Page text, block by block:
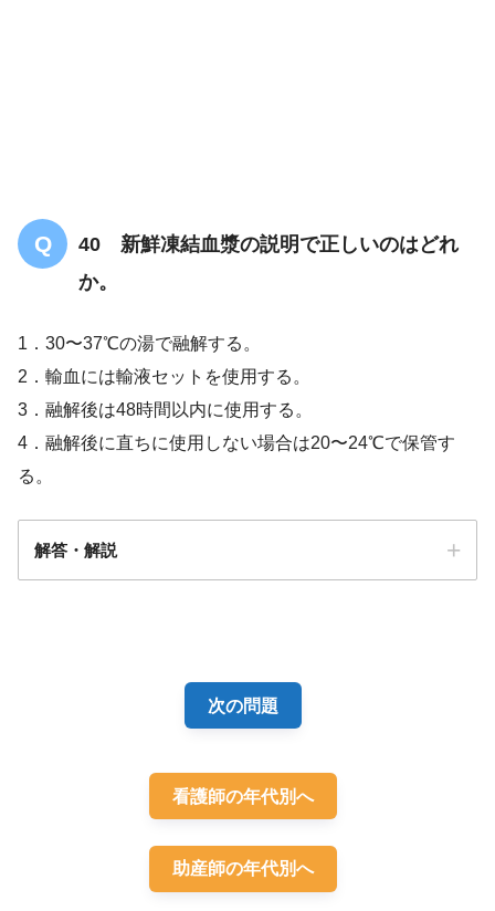
40 新鮮凍結血漿の説明で正しいのはどれ
か。
1．30〜37℃の湯で融解する。
2．輸血には輸液セットを使用する。
3．融解後は48時間以内に使用する。
4．融解後に直ちに使用しない場合は20〜24℃で保管す
る。
解答・解説
次の問題
看護師の年代別へ
助産師の年代別へ